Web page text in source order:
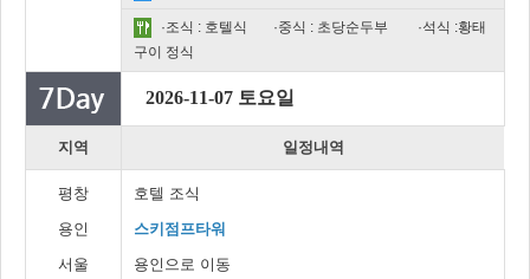
·조식 : 호텔식 ·중식 : 초당순두부
·석식 :황태
구이 정식
2026-11-07 토요일
지역 일정내역
평창
용인
서울
호텔 조식
스키점프타워
용인으로 이동